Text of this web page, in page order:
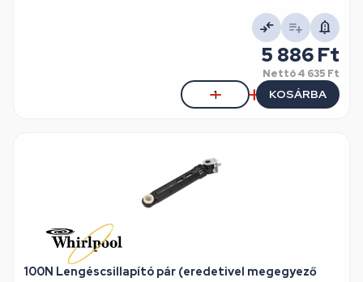
5 886 Ft
Nettó4 635 Ft
KOSÁRBA
100N Lengéscsillapító pár (eredetivel megegyező